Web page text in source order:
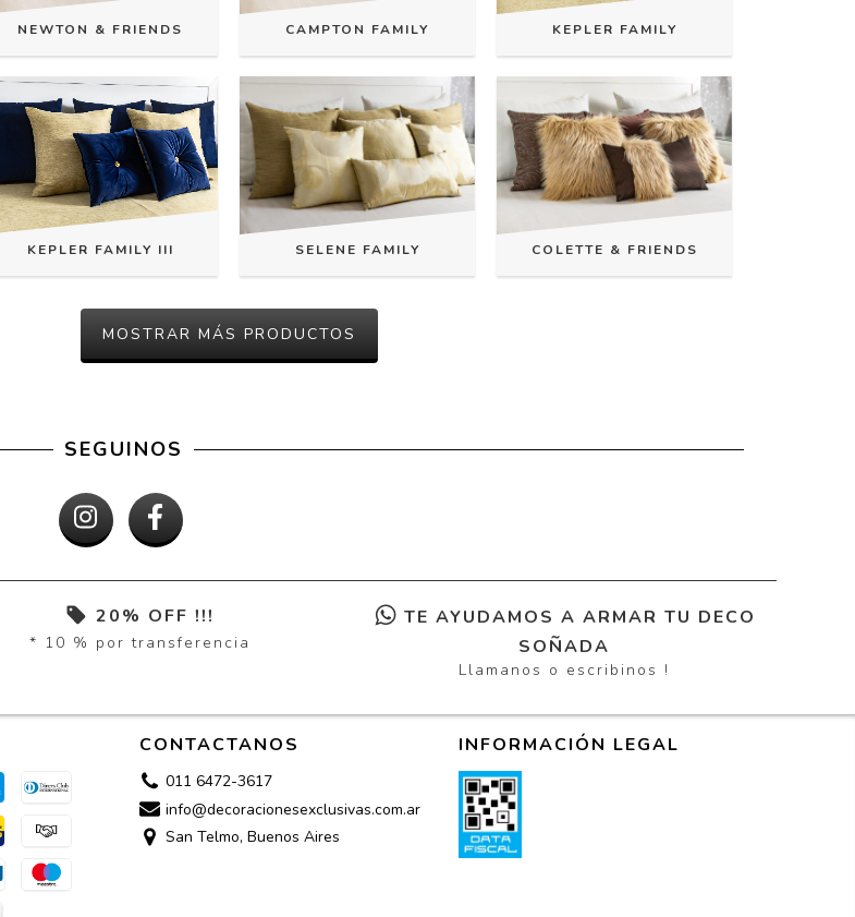
NEWTON & FRIENDS CAMPTON FAMILY KEPLER FAMILY
KEPLER FAMILY III SELENE FAMILY COLETTE & FRIENDS
MOSTRAR MÁS PRODUCTOS
SEGUINOS
20% OFF !!!
* 10 % por transferencia
TE AYUDAMOS A ARMAR TU DECO
SOÑADA
Llamanos o escribinos !
CONTACTANOS
011 6472-3617
info@decoracionesexclusivas.com.ar
San Telmo, Buenos Aires
INFORMACIÓN LEGAL